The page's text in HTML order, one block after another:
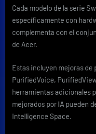
Cada modelo de la serie
específicamente con
complementa con el
de Acer.
Estas incluyen mejoras
PurifiedVoice,
herramientas adicionales
mejorados por IA pueden
Intelligence Space.